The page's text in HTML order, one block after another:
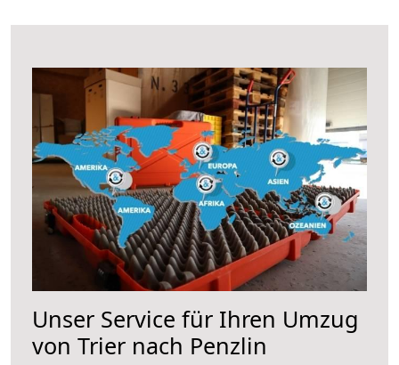
Unser Service für Ihren Umzug
von Trier nach Penzlin